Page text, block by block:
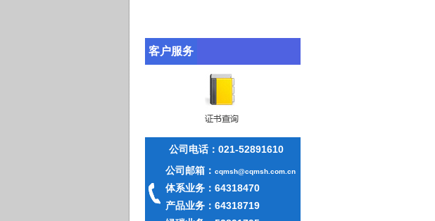
客户服务
公司电话：021-52891610
公司邮箱： cqmsh@cqmsh.com.cn
体系业务：64318470
产品业务：64318719